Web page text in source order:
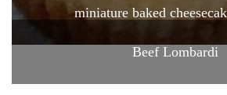
miniature baked
Beef Lombardi